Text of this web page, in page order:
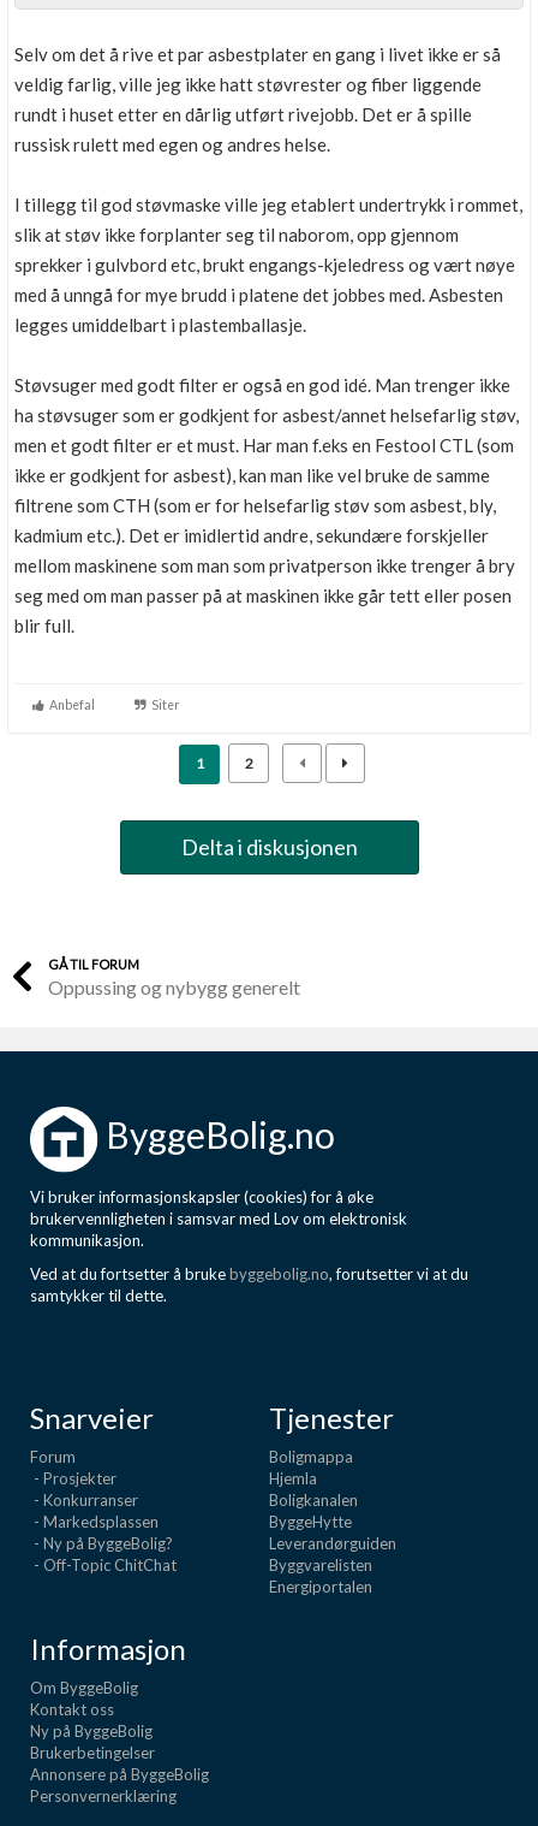
Selv om det å rive et par asbestplater en gang i livet ikke er så
veldig farlig, ville jeg ikke hatt støvrester og fiber liggende
rundt i huset etter en dårlig utført rivejobb. Det er å spille
russisk rulett med egen og andres helse.
I tillegg til god støvmaske ville jeg etablert undertrykk i rommet,
slik at støv ikke forplanter seg til naborom, opp gjennom
sprekker i gulvbord etc, brukt engangs-kjeledress og vært nøye
med å unngå for mye brudd i platene det jobbes med. Asbesten
legges umiddelbart i plastemballasje.
Støvsuger med godt filter er også en god idé. Man trenger ikke
ha støvsuger som er godkjent for asbest/annet helsefarlig støv,
men et godt filter er et must. Har man f.eks en Festool CTL (som
ikke er godkjent for asbest), kan man like vel bruke de samme
filtrene som CTH (som er for helsefarlig støv som asbest, bly,
kadmium etc.). Det er imidlertid andre, sekundære forskjeller
mellom maskinene som man som privatperson ikke trenger å bry
seg med om man passer på at maskinen ikke går tett eller posen
blir full.
Anbefal Siter
1 2
Delta i diskusjonen
GÅ TIL FORUM
Oppussing og nybygg generelt
ByggeBolig.no
Vi bruker informasjonskapsler (cookies) for å øke
brukervennligheten i samsvar med Lov om elektronisk
kommunikasjon.
Ved at du fortsetter å brukebyggebolig.no, forutsetter vi at du
samtykker til dette.
Snarveier
Forum
- Prosjekter
- Konkurranser
- Markedsplassen
- Ny på ByggeBolig?
- Off-Topic ChitChat
Tjenester
Boligmappa
Hjemla
Boligkanalen
ByggeHytte
Leverandørguiden
Byggvarelisten
Energiportalen
Informasjon
Om ByggeBolig
Kontakt oss
Ny på ByggeBolig
Brukerbetingelser
Annonsere på ByggeBolig
Personvernerklæring